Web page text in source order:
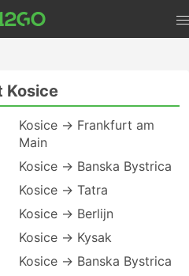
Kosice
Kosice → Frankfurt am
Main
Kosice → Banska Bystrica
Kosice → Tatra
Kosice → Berlijn
Kosice → Kysak
Kosice → Banska Bystrica